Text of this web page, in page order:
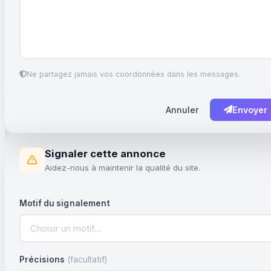
Ne partagez jamais vos coordonnées dans les messages.
Annuler Envoyer
Signaler cette annonce
Aidez-nous à maintenir la qualité du site.
Motif du signalement
Choisir un motif…
Précisions (facultatif)